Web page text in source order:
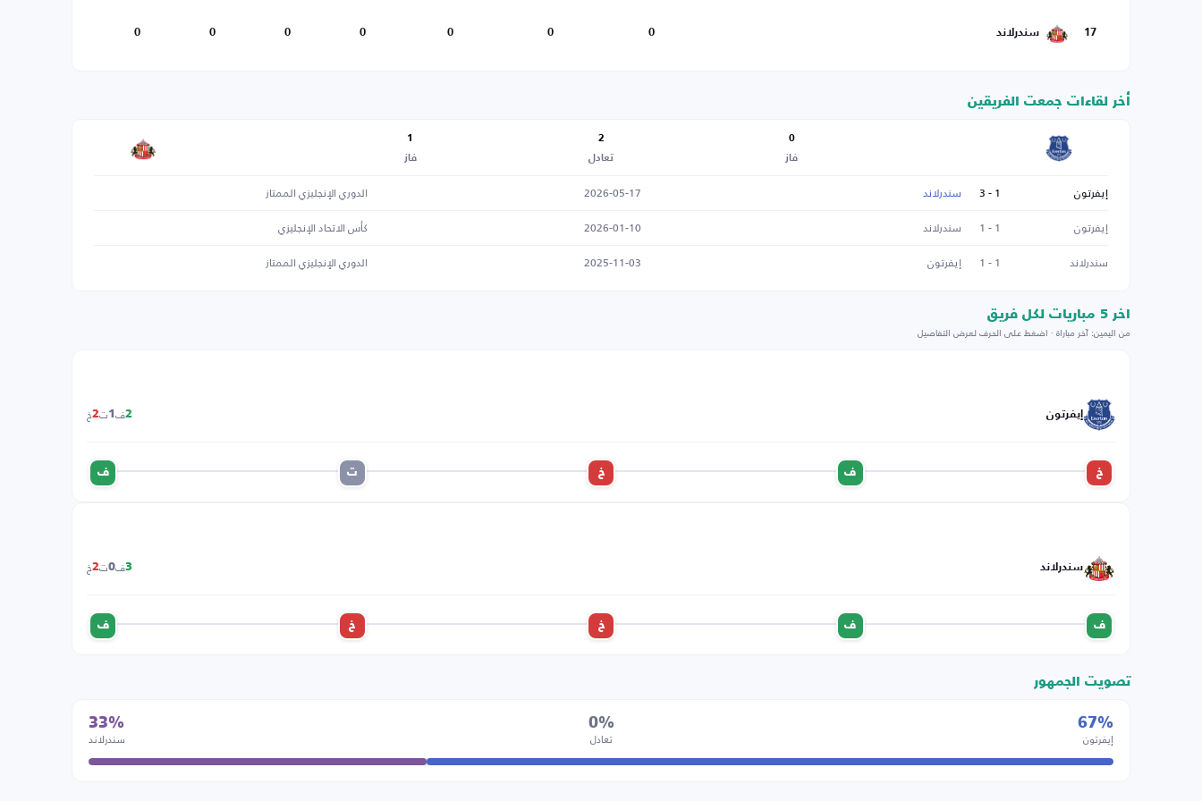
17 سندرلاند 0
0
0
0
0
0
0
أخر لقاءات جمعت الفريقين
0
فاز
2
تعادل
1
فاز
إيفرتون 1 - 3 سندرلاند 2026-05-17
الدوري الإنجليزي الممتاز
إيفرتون
1 - 1 سندرلاند 2026-01-10
كأس الاتحاد الإنجليزي
سندرلاند
1 - 1 إيفرتون 2025-11-03 الدوري الإنجليزي الممتاز
اخر 5 مباريات لكل فريق
من اليمين: آخر مباراة · اضغط على الحرف لعرض التفاصيل
إيفرتون 2ف 1ت2خ
خ ف خ ت ف
سندرلاند 3ف0ت2خ
ف ف خ خ ف
تصويت الجمهور
67%
إيفرتون
0%
تعادل
33%
سندرلاند